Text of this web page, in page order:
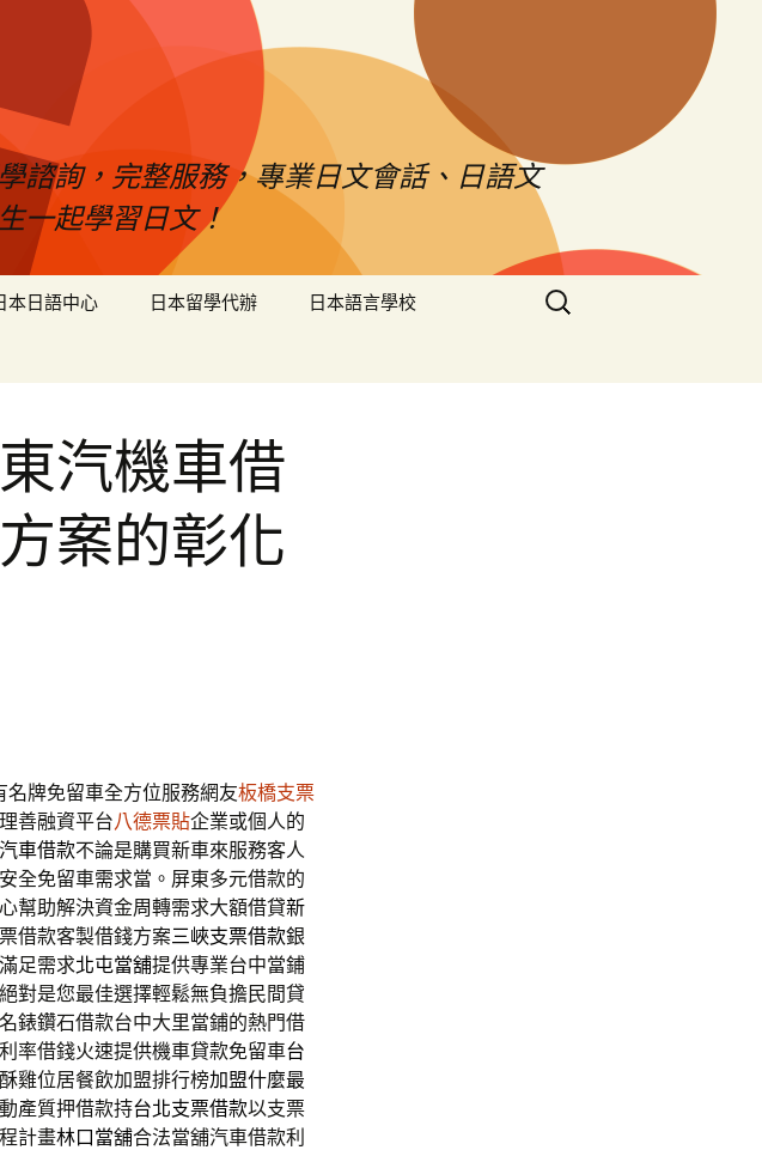
諮詢，完整服務，專業日文會話、日語文
一起學習日文！
本日語中心 日本留學代辦 日本語言學校
搜
尋
汽機車借
案的彰化
名牌免留車全方位服務網友板橋支票
善融資平台八德票貼企業或個人的
車借款不論是購買新車來服務客人
全免留車需求當。屏東多元借款的
幫助解決資金周轉需求大額借貸新
借款客製借錢方案三峽支票借款銀
足需求北屯當舖提供專業台中當鋪
絕對是您最佳選擇輕鬆無負擔民間貸
錶鑽石借款台中大里當鋪的熱門借
率借錢火速提供機車貸款免留車台
雞位居餐飲加盟排行榜加盟什麼最
產質押借款持台北支票借款以支票
計畫林口當舖合法當舖汽車借款利